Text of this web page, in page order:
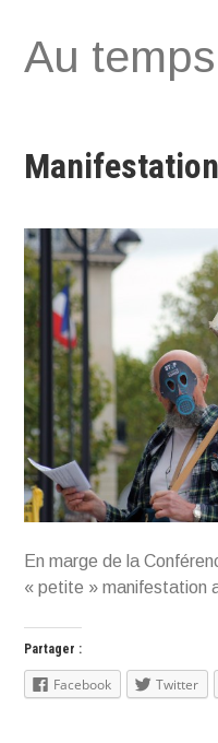
au
Au
En marge de la
« petite » manifestation
Partager :
Facebook Twitter